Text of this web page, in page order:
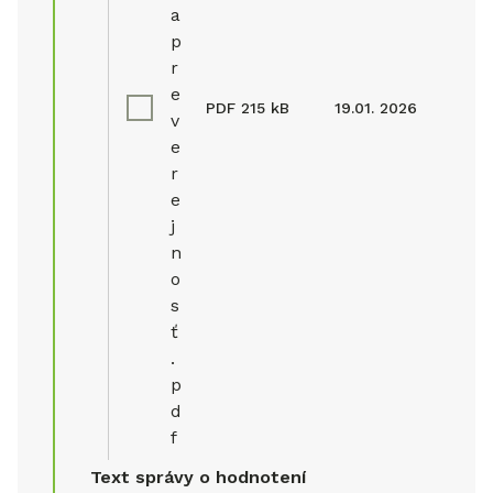
a
p
r
e
v
e
r
e
j
n
o
s
ť
.
p
d
f
PDF 215 kB 19.01. 2026
Text správy o hodnotení